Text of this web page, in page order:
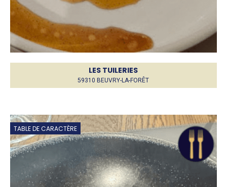
LES TUILERIES
59310 BEUVRY-LA-FORÊT
TABLE DE CARACTÈRE